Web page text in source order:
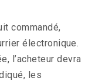
commandé,
électronique.
l’acheteur devra
les